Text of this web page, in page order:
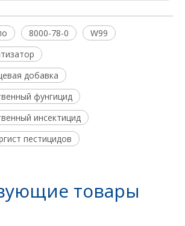
8000-78-0
W99
добавка
фунгицид
инсектицид
пестицидов
товары